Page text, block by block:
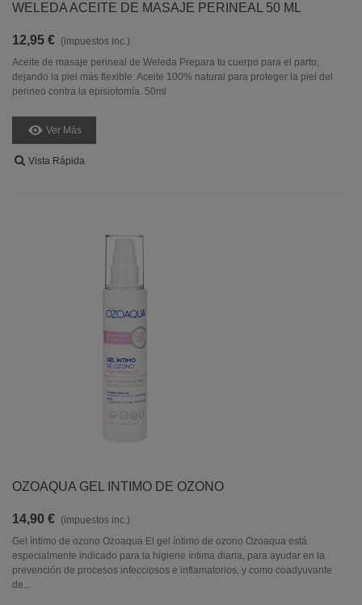
WELEDA ACEITE DE MASAJE PERINEAL 50 ML
12,95 € (impuestos inc.)
Aceite de masaje perineal de Weleda Prepara tu cuerpo para el parto,
dejando la piel más flexible. Aceite 100% natural para proteger la piel del
perineo contra la episiotomía. 50ml
Ver Más
Vista Rápida
OZOAQUA GEL INTIMO DE OZONO
14,90 € (impuestos inc.)
Gel íntimo de ozono Ozoaqua El gel íntimo de ozono Ozoaqua está
especialmente indicado para la higiene íntima diaria, para ayudar en la
prevención de procesos infecciosos e inflamatorios, y como coadyuvante
de...